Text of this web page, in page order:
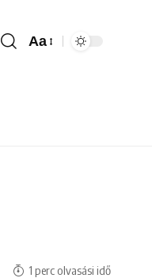
Aa
1 perc olvasási idő